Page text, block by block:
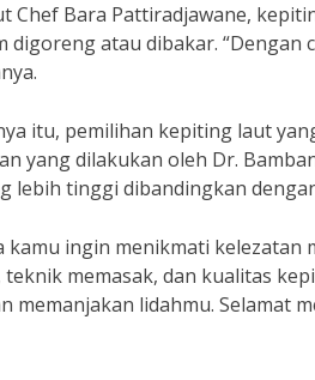
Chef Bara Pattiradjawane,
digoreng atau dibakar. “Dengan
itu, pemilihan kepiting laut
yang dilakukan oleh Dr.
lebih tinggi dibandingkan
kamu ingin menikmati
teknik memasak, dan kualitas
memanjakan lidahmu. Selamat